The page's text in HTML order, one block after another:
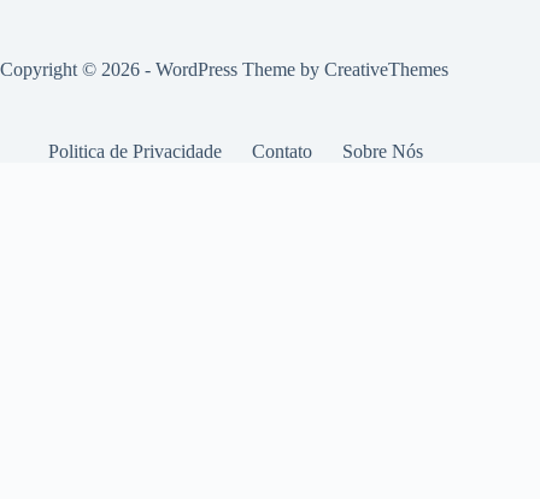
Copyright © 2026 - WordPress Theme by CreativeThemes
Politica de Privacidade Contato Sobre Nós